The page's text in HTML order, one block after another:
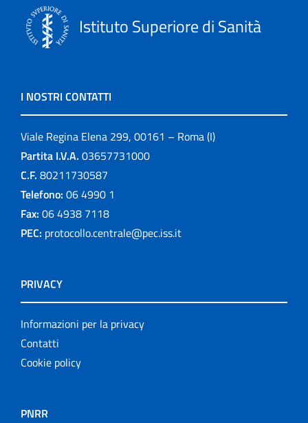
Istituto Superiore di Sanità
I NOSTRI CONTATTI
Viale Regina Elena 299, 00161 – Roma (I)
Partita I.V.A. 03657731000
C.F. 80211730587
Telefono: 06 4990 1
Fax: 06 4938 7118
PEC: protocollo.centrale@pec.iss.it
PRIVACY
Informazioni per la privacy
Contatti
Cookie policy
PNRR